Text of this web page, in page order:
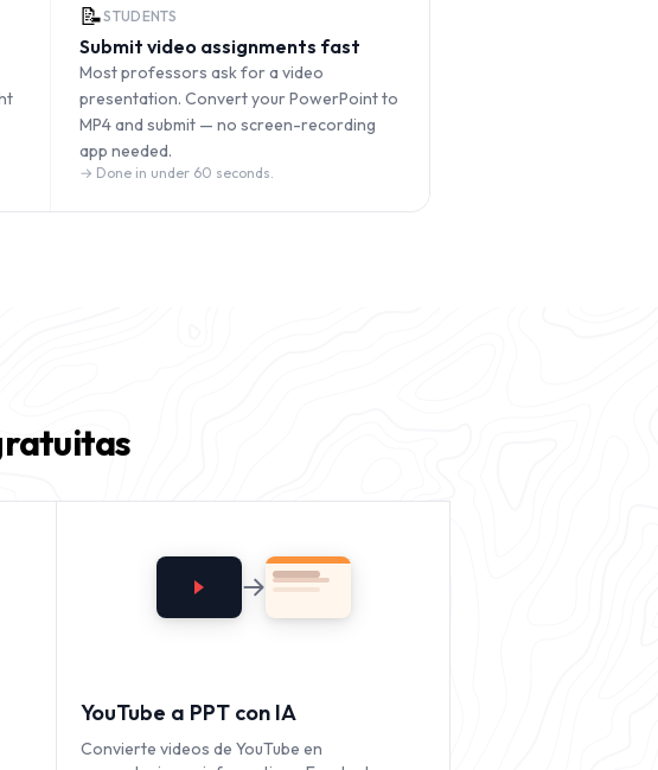
📝STUDENTS
Submit video assignments fast
Most professors ask for a video
presentation. Convert your PowerPoint to
MP4 and submit — no screen-recording
app needed.
→ Done in under 60 seconds.
YouTube a PPT con IA
Convierte videos de YouTube en